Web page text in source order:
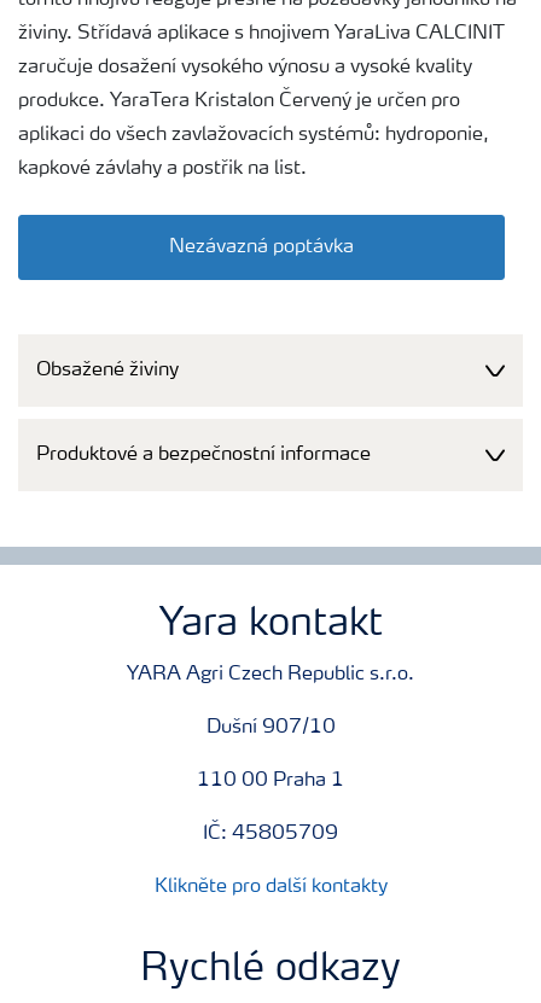
živiny. Střídavá aplikace s hnojivem YaraLiva CALCINIT
zaručuje dosažení vysokého výnosu a vysoké kvality
produkce. YaraTera Kristalon Červený je určen pro
aplikaci do všech zavlažovacích systémů: hydroponie,
kapkové závlahy a postřik na list.
Nezávazná poptávka
Obsažené živiny
Produktové a bezpečnostní informace
Yara kontakt
YARA Agri Czech Republic s.r.o.
Dušní 907/10
110 00 Praha 1
IČ: 45805709
Klikněte pro další kontakty
Rychlé odkazy